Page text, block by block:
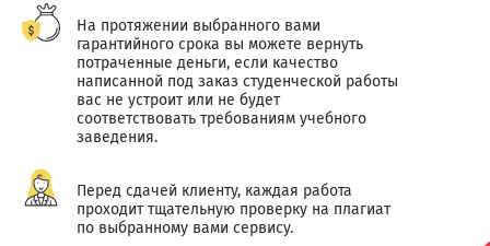
На протяжении выбранного вами
гарантийного срока вы можете вернуть
потраченные деньги, если качество
написанной под заказ студенческой работы
вас не устроит или не будет
соответствовать требованиям учебного
заведения.
Перед сдачей клиенту, каждая работа
проходит тщательную проверку на плагиат
по выбранному вами сервису.